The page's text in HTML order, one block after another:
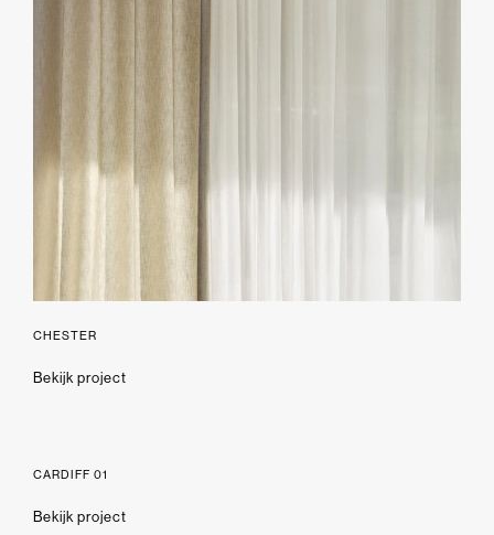
CHESTER
Bekijk project
CARDIFF 01
Bekijk project